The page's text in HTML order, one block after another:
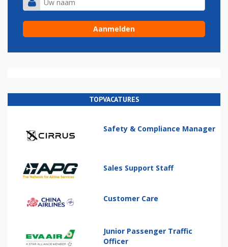
TOPVACATURES
Safety & Compliance Manager
Sales Support Staff
Customer Care
Junior Passenger Traffic
Officer